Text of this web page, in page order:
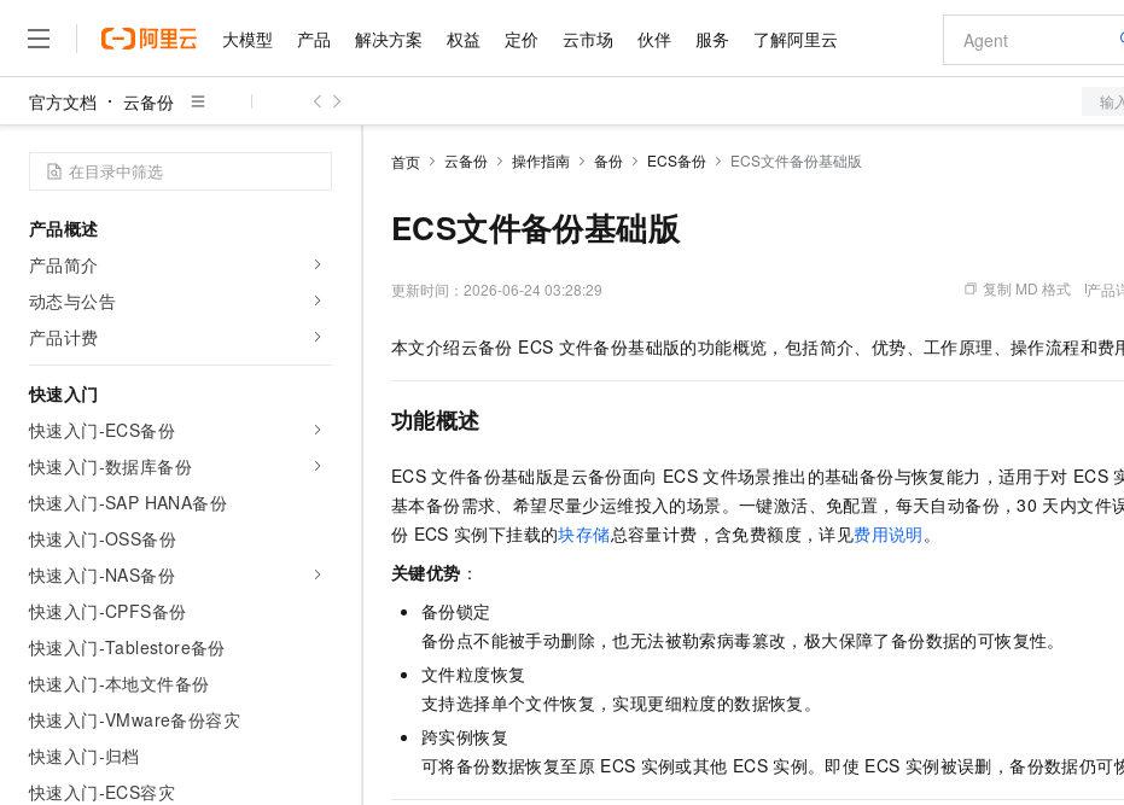
大模型 产品 解决方案 权益 定价 云市场 伙伴 服务 了解阿里云
官方文档 云备份 输
产品概述
产品简介
动态与公告
产品计费
快速入门
快速入门-ECS备份
快速入门-数据库备份
快速入门-SAP HANA备份
快速入门-OSS备份
快速入门-NAS备份
快速入门-CPFS备份
快速入门-Tablestore备份
快速入门-本地文件备份
快速入门-VMware备份容灾
快速入门-归档
快速入门-ECS容灾
首页 云备份 操作指南 备份 ECS备份 ECS文件备份基础版
ECS文件备份基础版
更新时间： 2026-06-24 03:28:29 复制 MD 格式 产品
本文介绍云备份 ECS 文件备份基础版的功能概览，包括简介、优势、工作原理、操作流程和费
功能概述
ECS 文件备份基础版是云备份面向 ECS 文件场景推出的基础备份与恢复能力，适用于对 ECS
基本备份需求、希望尽量少运维投入的场景。一键激活、免配置，每天自动备份，30 天内文件
份 ECS 实例下挂载的块存储总容量计费，含免费额度，详见费用说明。
关键优势 ：
备份锁定
备份点不能被手动删除，也无法被勒索病毒篡改，极大保障了备份数据的可恢复性。
文件粒度恢复
支持选择单个文件恢复，实现更细粒度的数据恢复。
跨实例恢复
可将备份数据恢复至原 ECS 实例或其他 ECS 实例。即使 ECS 实例被误删，备份数据仍可
大模型
千问AI平台
能看、能想、能动手的多模态智能体模型
Qwen3-VL-Plus
视觉 Coding、空间感知、多模态思考等全面升级
旗舰 MoE 大模型，百万上下文与顶尖推理能力
GLM-5.2
1M上下文，专为长程任务能力而生
图生视频，流畅自然
大模型服务
千问AI平台-Token Plan NEW
千问AI平台-模型体验
AI 应用构建
大模型服务平台百炼-应用模版
大模型服务平台百炼-智能体
大模型原生应用
万有无界
产品
精选产品
容器
存储
网络与CDN
安全
中间件
大数据计算
媒体服务
精选产品
安全可靠、弹性可伸缩的云计算服务
事件驱动的Serverless计算服务
云原生数据库 PolarDB
100%兼容MySQL、PostgreSQL，兼容Oracle，支持集中和分布式
云原生大数据计算服务 MaxCompute
面向分析的企业级SaaS模式云数据仓库
视频直播
易接入、低延迟、高并发、流畅的直播服务
多元化、高性能、安全可靠的大模型服务
云数据库 RDS
全托管，含MySQL、PostgreSQL、SQL Server、MariaDB多引擎
无影云电脑
随时随地安全接入的云上超级电脑
对云上流量进行按需
日志服务 SLS
提供一站式可观测性
域名
解决方案
精选解决方案
大数据
现代化应用
安全
网络
可观测
上云与迁云
企业出海
政企业务
精选解决方案
支持丰富的 MCP 服务供选择,全链路工具兼容
10 分钟搭建微信、支付宝小程序
高效部署网站，快速应用到小程序
Kimi K2，开源万亿参数大模型
多模态数据信息提取
从文本、图片等多种模态中提取结构化的属性信息
快速部署 Dify 平台
权益 普惠上云
云服务器38元/年起，超值低价云产品抢先购
推荐新用户得奖励，单订单最高返9万
云工开物
高校专属算力普惠，学生认证享300元代金券
免费试用
解决方案免费试用 新老同享
最高领取价值200元试用点，立即开启云上创新
AI 产品 免费试用
1亿+ 大模型 tokens 和 30+ 款产品免费体验
140+云产品 免费试用
大模型ACA认证体验
助力企业全员 AI 认知与能力提升
AI 特惠
至高享 1亿+免费 tokens，加速 Al 应用落地
Token Plan 模型订阅计划 NEW
Qwen3.8-Max 首发尝鲜，限时加量 10 倍，夜间低至2折
万小智 AI 建站低至 15元/月
送.CN域名，送备案服务码
AI 场景体验
从图文生成到视频创
AI 广告创作
图文、视频一站生成
AI 短剧/漫剧
AI助力短剧漫剧创作
智能客服
定价 产品定价
了解云产品的定价详情
云上成本管理
管理和优化成本
价格计算器
自助选配和估算价格
价格优势
配置报价器
云市场 精选商城
多端小程序
观测云
Tuya 物联网平台阿里云版
电子合同
畅捷通
Tableau 订阅
AI空中课堂在线直播课堂（旗舰版）
生态解决方案
行业生态解决方案
数据与 API
手机三要素
OCR 文字识别
快递物流查询
CRM
OA 办公系统
基础软件
JAVA
WordPress
伙伴 成为销售伙伴
咨询伙伴
销售伙伴合作计划
无影生态合作计划
Consulting Partner 合作计划
成为产品伙伴
产品生态伙伴
产品伙伴合作
云网络合作计划
成为服务伙伴
服务 售前咨询
自助服务
在线服务
短信专区
企业增值服务
专家技术服务
企业成长
阿里云认证
信息公告
了解阿里云 为什么选择阿里云
技术领先
分析师报告
研究报告与白皮书
天池大赛
AI 算法大赛
云开发大赛
入门学习赛
最佳实践
云上奥运之旅
看见新力量
市场活动
高校合作